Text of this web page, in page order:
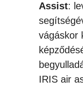
Assist:
vágáskor
IRIS air